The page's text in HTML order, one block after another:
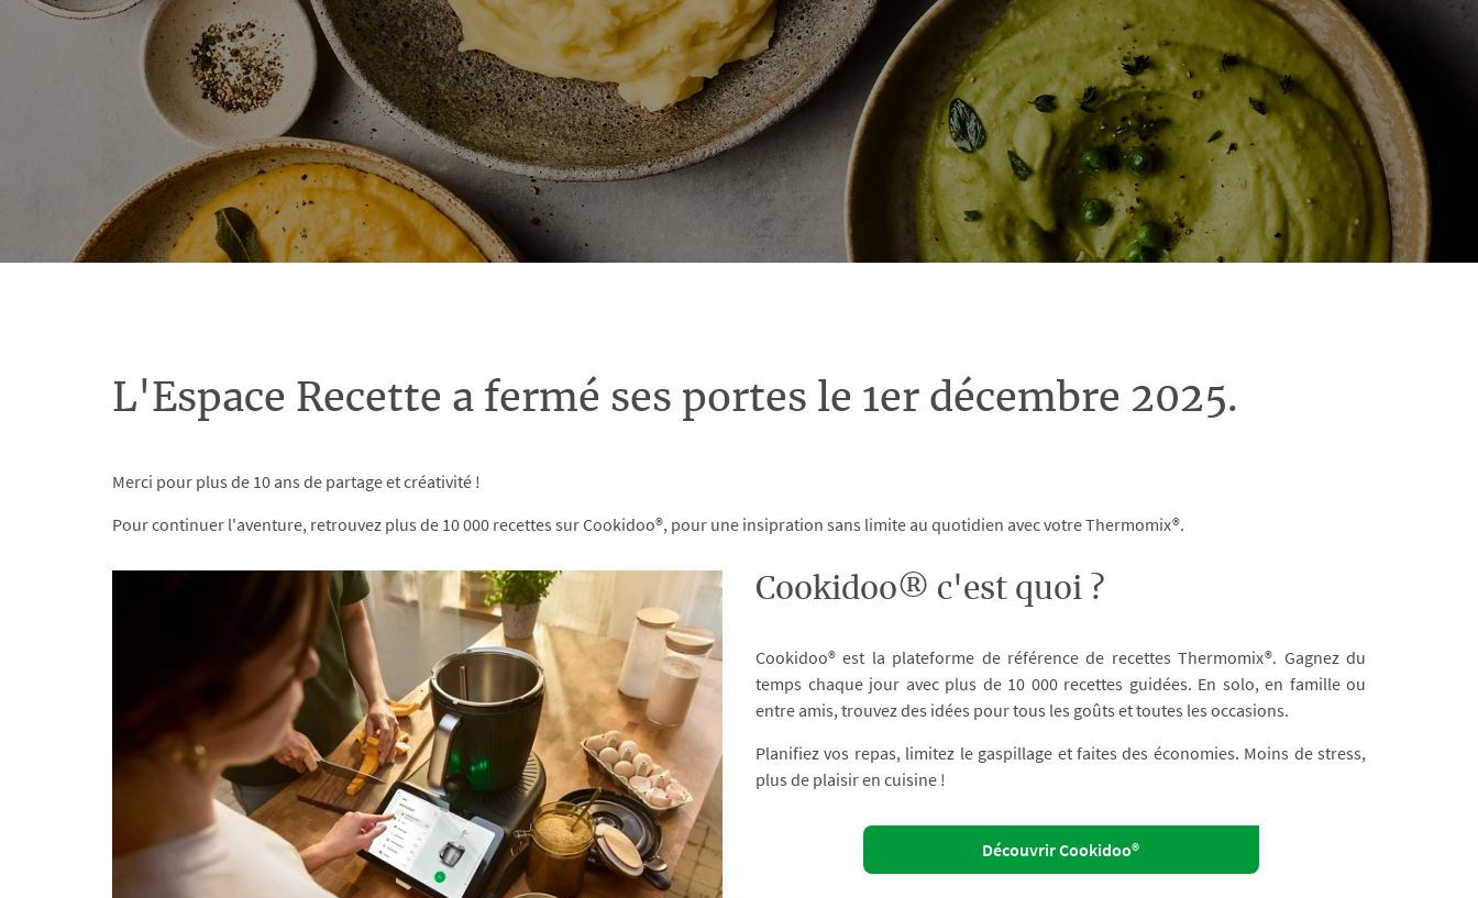
L'Espace Recette a fermé ses portes le 1er décembre 2025.
Merci pour plus de 10 ans de partage et créativité !
Pour continuer l'aventure, retrouvez plus de 10 000 recettes sur Cookidoo®, pour une insipration sans limite au quotidien avec votre Thermomix®.
Cookidoo® c'est quoi ?
Cookidoo® est la plateforme de référence de recettes Thermomix®. Gagnez du
temps chaque jour avec plus de 10 000 recettes guidées. En solo, en famille ou
entre amis, trouvez des idées pour tous les goûts et toutes les occasions.
Planifiez vos repas, limitez le gaspillage et faites des économies. Moins de stress,
plus de plaisir en cuisine !
Découvrir Cookidoo®